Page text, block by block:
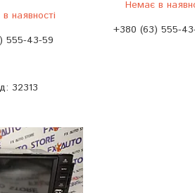
наявності
555-43-59
Немає в
+380 (63) 555-
32313